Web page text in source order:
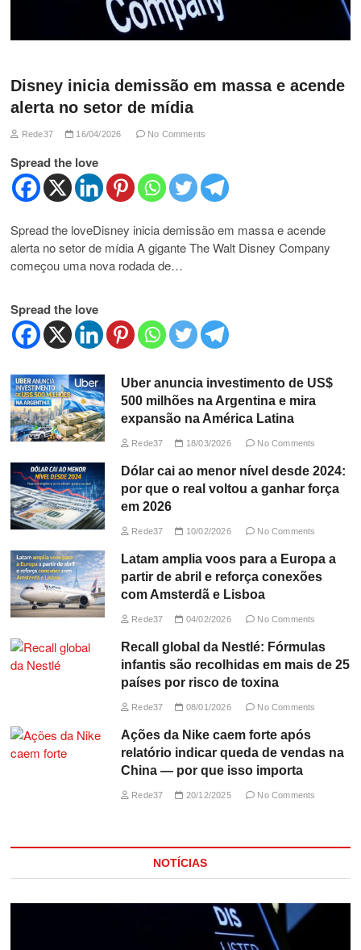
Disney inicia demissão em massa e acende
alerta no setor de mídia
Rede37 16/04/2026 No Comments
Spread the love
Spread the loveDisney inicia demissão em massa e acende
alerta no setor de mídia A gigante The Walt Disney Company
começou uma nova rodada de…
Spread the love
Uber anuncia investimento de US$
500 milhões na Argentina e mira
expansão na América Latina
Rede37 18/03/2026 No Comments
Dólar cai ao menor nível desde 2024:
por que o real voltou a ganhar força
em 2026
Rede37 10/02/2026 No Comments
Latam amplia voos para a Europa a
partir de abril e reforça conexões
com Amsterdã e Lisboa
Rede37 04/02/2026 No Comments
Recall global da Nestlé: Fórmulas
infantis são recolhidas em mais de 25
países por risco de toxina
Rede37 08/01/2026 No Comments
Ações da Nike caem forte após
relatório indicar queda de vendas na
China — por que isso importa
Rede37 20/12/2025 No Comments
NOTÍCIAS